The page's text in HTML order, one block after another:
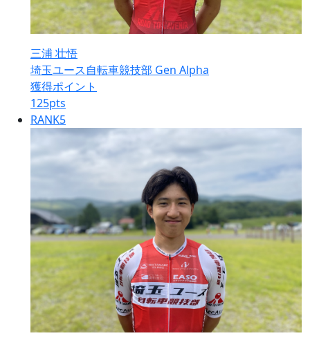
三浦 壮悟
埼玉ユース自転車競技部 Gen Alpha
獲得ポイント
125pts
RANK5